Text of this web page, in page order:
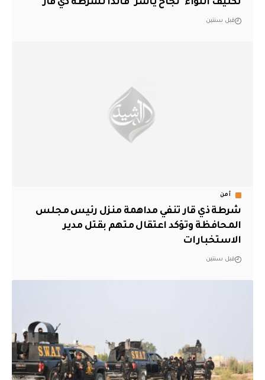
قبل سنتين
أمن
شرطة ذي قار تنفي مداهمة منزل رئيس مجلس
المحافظة وتؤكد اعتقال متهم بقتل مدير
الاستخبارات
قبل سنتين